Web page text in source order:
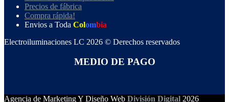
Precios de fábrica
Compra rápida!
Envios a Toda Colombia
Electroiluminaciones LC 2026 © Derechos reservados
MEDIO DE PAGO
Agencia de Marketing Y Diseño Web División Digital 2026